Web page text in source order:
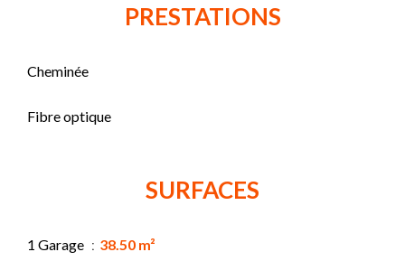
PRESTATIONS
Cheminée
Fibre optique
SURFACES
1 Garage 38.50 m²